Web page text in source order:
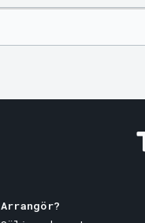
Arrangör?